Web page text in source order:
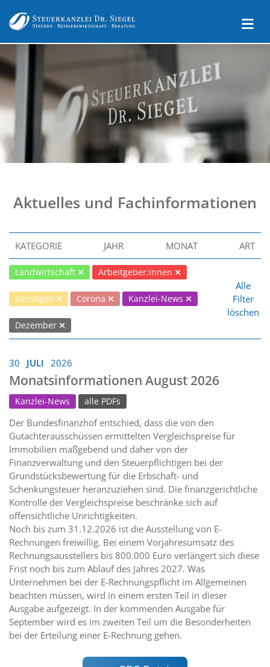
Aktuelles und Fachinformationen
KATEGORIE JAHR MONAT ART
Landwirtschaft Arbeitgeber:innen
Sonstiges Corona Kanzlei-News
Dezember
Alle
Filter
löschen
30 JULI 2026
Monatsinformationen August 2026
Kanzlei-News alle PDFs
Der Bundesfinanzhof entschied, dass die von den
Gutachterausschüssen ermittelten Vergleichspreise für
Immobilien maßgebend und daher von der
Finanzverwaltung und den Steuerpflichtigen bei der
Grundstücksbewertung für die Erbschaft- und
Schenkungsteuer heranzuziehen sind. Die finanzgerichtliche
Kontrolle der Vergleichspreise beschränke sich auf
offensichtliche Unrichtigkeiten.
Noch bis zum 31.12.2026 ist die Ausstellung von E-
Rechnungen freiwillig. Bei einem Vorjahresumsatz des
Rechnungsausstellers bis 800.000 Euro verlängert sich diese
Frist noch bis zum Ablauf des Jahres 2027. Was
Unternehmen bei der E-Rechnungspflicht im Allgemeinen
beachten müssen, wird in einem ersten Teil in dieser
Ausgabe aufgezeigt. In der kommenden Ausgabe für
September wird es im zweiten Teil um die Besonderheiten
bei der Erteilung einer E-Rechnung gehen.